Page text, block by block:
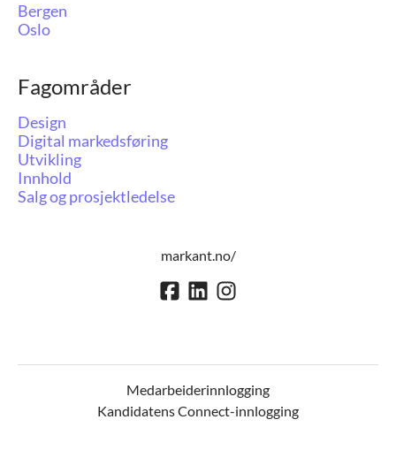
Bergen
Oslo
Fagområder
Design
Digital markedsføring
Utvikling
Innhold
Salg og prosjektledelse
markant.no/
Medarbeiderinnlogging
Kandidatens Connect-innlogging